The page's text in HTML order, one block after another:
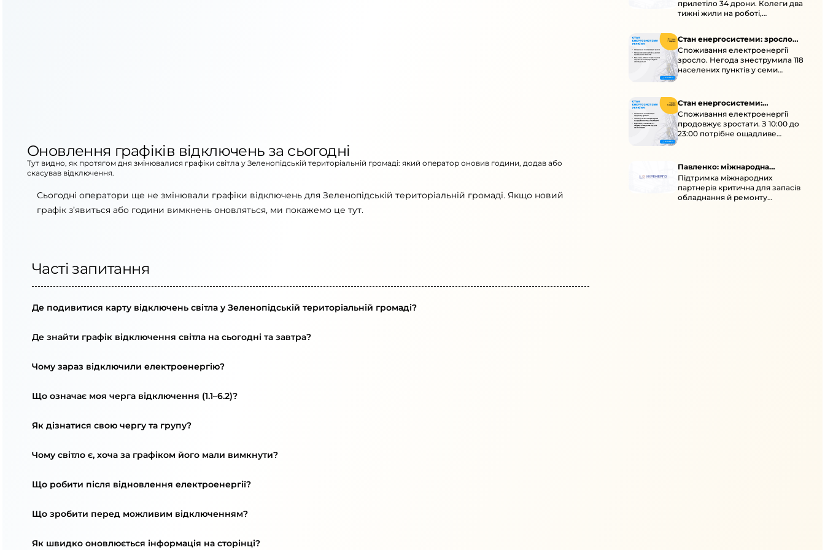
Оновлення графіків відключень за сьогодні
Тут видно, як протягом дня змінювалися графіки світла у Зеленопідській територіальній громаді: який оператор оновив години, додав або
скасував відключення.
Сьогодні оператори ще не змінювали графіки відключень для Зеленопідській територіальній громаді. Якщо новий
графік з’явиться або години вимкнень оновляться, ми покажемо це тут.
Часті запитання
Де подивитися карту відключень світла у Зеленопідській територіальній громаді?
Де знайти графік відключення світла на сьогодні та завтра?
Чому зараз відключили електроенергію?
Що означає моя черга відключення (1.1–6.2)?
Як дізнатися свою чергу та групу?
Чому світло є, хоча за графіком його мали вимкнути?
Що робити після відновлення електроенергії?
Що зробити перед можливим відключенням?
Як швидко оновлюється інформація на сторінці?
прилетіло 34 дрони. Колеги два
тижні жили на роботі,
Стан енергосистеми: зросло
споживання через негоду
Споживання електроенергії
зросло. Негода знеструмила 118
населених пунктів у семи
областях. Обмежте
електроприладами 10:00–23:00.
Стан енергосистеми:
споживання зростає
Споживання електроенергії
продовжує зростати. З 10:00 до
23:00 потрібне ощадливе
енергоспоживання, а
перенести на нічні години.
Павленко: міжнародна
підтримка для стійкості
енергосистеми
Підтримка міжнародних
партнерів критична для запасів
обладнання й ремонту